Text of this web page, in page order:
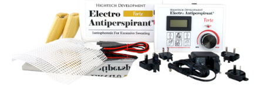
prídavnými adaptérmi je možné dlhodoboa
liečiť aj nadmerné potenie hlavy, čela, brucha,
chrbta, zadku, hrudníkaa ďalšíchčastí tela. Záruka
vrátenia peňazív prípadenespokojnostia
expresnádopravapo celomsvete zadarmo!